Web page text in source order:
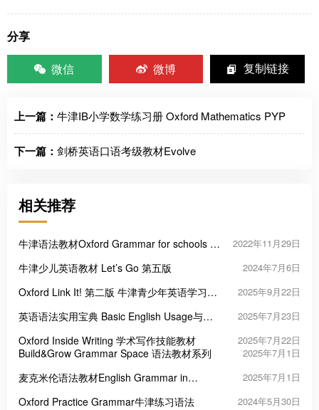
分享
微信
微博 复制链接
上一篇： 牛津IB小学数学练习册 Oxford Mathematics PYP
下一篇： 剑桥英语口语考级教材Evolve
相关推荐
牛津语法教材Oxford Grammar for schools 学
2022年11月29日
牛津少儿英语教材 Let’s Go 第五版 2024年7月6日
Oxford Link It! 第二版 牛津青少年英语学习教
2025年9月22日
英语语法实用宝典 Basic English Usage与
2025年7月23日
Oxford Inside Writing 学术写作技能教材 2025年7月22日
Build&Grow Grammar Space 语法教材系列 2025年7月1日
麦克米伦语法教材English Grammar in
2025年7月1日
Oxford Practice Grammar牛津练习语法 2024年5月30日